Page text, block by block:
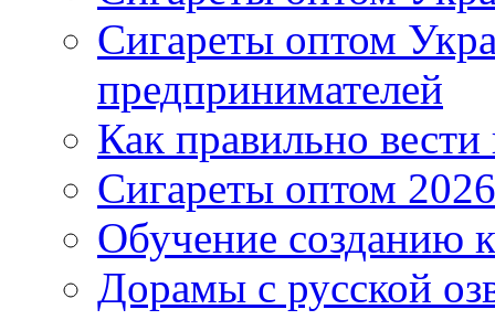
Сигареты оптом
предпринимателей
Как правильно
Сигареты оптом
Обучение созданию
Дорамы с русской